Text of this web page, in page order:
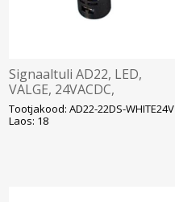
Signaaltuli AD22, LED,
VALGE, 24VACDC,
ava22mm, IP65, DELIXI
Tootjakood: AD22-22DS-WHITE24V
Laos: 18